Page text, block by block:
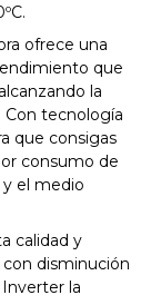
ofrece una
que
la
Con tecnología
que consigas
consumo de
el medio
calidad y
disminución
la